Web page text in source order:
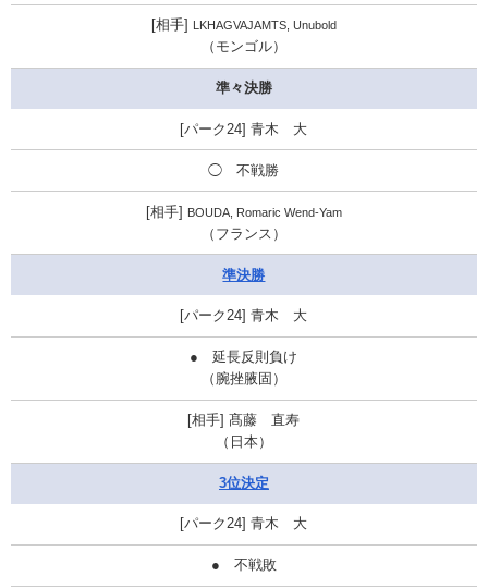
LKHAGVAJAMTS, Unubold
（モンゴル）
準々決勝
青木 大
◯ 不戦勝
BOUDA, Romaric Wend-Yam
（フランス）
準決勝
青木 大
● 延長反則負け
（腕挫腋固）
髙藤 直寿
（日本）
3位決定
青木 大
● 不戦敗